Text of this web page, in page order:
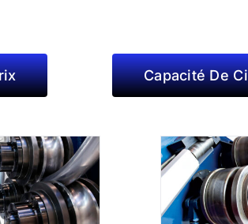
Capacité De